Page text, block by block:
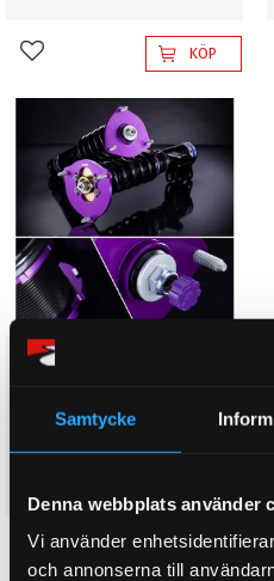
Samtycke
Denna webbplats använder
Vi använder
och annonserna till
Lägg till i favoriterKÖP
D2 Coilovers Rally Asfalt
Steg 1. Rally Asfaltkit. Coilovers
för bankörning/ rally asfalt
KÖP